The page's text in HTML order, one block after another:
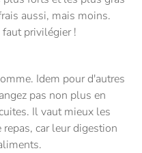
aussi, mais moins.
privilégier !
Idem pour d'autres
pas non plus en
Il vaut mieux les
car leur digestion